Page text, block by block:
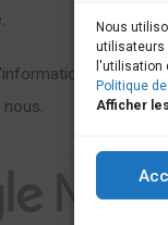
Nous
utilisateurs
l'utilisation
Politique
Afficher
sur la